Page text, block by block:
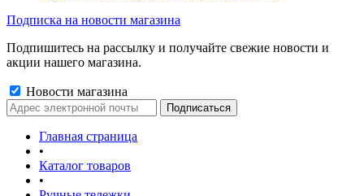
Подписка на новости магазина
Подпишитесь на рассылку и получайте свежие новости и
акции нашего магазина.
Новости магазина
Главная страница
•
Каталог товаров
•